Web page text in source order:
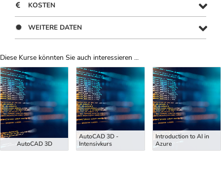
KOSTEN
WEITERE DATEN
Diese Kurse könnten Sie auch interessieren ...
Uber Weiterbildungsvorschläge
AutoCAD 3D
AutoCAD 3D -
Intensivkurs
Introduction to AI in
Azure